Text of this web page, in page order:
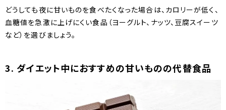
どうしても夜に甘いものを食べたくなった場合は、カロリーが低く、
血糖値を急激に上げにくい食品（ヨーグルト、ナッツ、豆腐スイーツ
など）を選びましょう。
3. ダイエット中におすすめの甘いものの代替食品